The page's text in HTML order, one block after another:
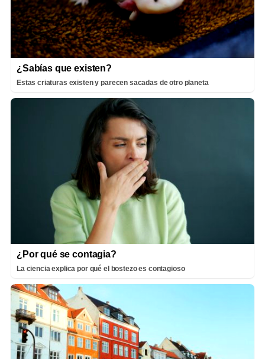
¿Sabías que existen?
Estas criaturas existen y parecen sacadas de otro planeta
¿Por qué se contagia?
La ciencia explica por qué el bostezo es contagioso